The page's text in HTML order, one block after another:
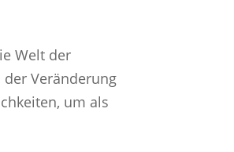
Welt der
Veränderung
um als